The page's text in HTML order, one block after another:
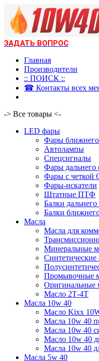
ЗАДАТЬ ВОПРОС
Главная
Производители
:: ПОИСК ::
☎ Контакты всех
-> Все товары <-
LED фары
Фары ближнего
Автолампы
Спецсигналы
Фары дальнего
Фары с четкой
Фары-искатели
Штатные ПТФ
Балки дальнего
Балки
Масла
Масла для
Минеральные
Синтетические
Промывочные
Оригинальные
Масло 2Т-4Т
Масла 10w 40
Mасло Kixx
Масла 10w 40
Масла 10w 40
Масло 10w 40
Масла 10w 40
Масла 5w 40